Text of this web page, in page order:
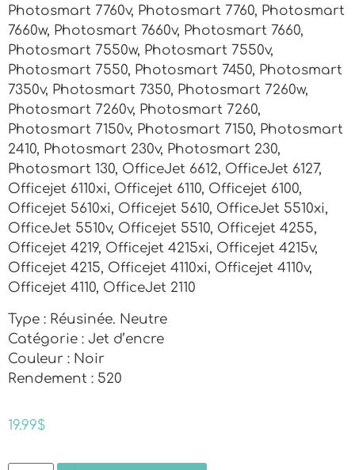
Photosmart 7760v, Photosmart 7760, Photosmart
7660w, Photosmart 7660v, Photosmart 7660,
Photosmart 7550w, Photosmart 7550v,
Photosmart 7550, Photosmart 7450, Photosmart
7350v, Photosmart 7350, Photosmart 7260w,
Photosmart 7260v, Photosmart 7260,
Photosmart 7150v, Photosmart 7150, Photosmart
2410, Photosmart 230v, Photosmart 230,
Photosmart 130, OfficeJet 6612, OfficeJet 6127,
Officejet 6110xi, Officejet 6110, Officejet 6100,
Officejet 5610xi, Officejet 5610, OfficeJet 5510xi,
OfficeJet 5510v, Officejet 5510, Officejet 4255,
Officejet 4219, Officejet 4215xi, Officejet 4215v,
Officejet 4215, Officejet 4110xi, Officejet 4110v,
Officejet 4110, OfficeJet 2110
Type : Réusinée. Neutre
Catégorie : Jet d’encre
Couleur : Noir
Rendement : 520
19.99$